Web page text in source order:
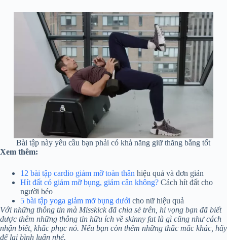
Bài tập này yêu cầu bạn phải có khả năng giữ thăng bằng tốt
Xem thêm:
12 bài tập cardio giảm mỡ toàn thân hiệu quả và đơn giản
Hít đất có giảm mỡ bụng, giảm cân không? Cách hít đất cho
người béo
5 bài tập yoga giảm mỡ bụng dưới cho nữ hiệu quả
Với những thông tin mà Misskick đã chia sẻ trên, hi vọng bạn đã biết
được thêm những thông tin hữu ích về skinny fat là gì cũng như cách
nhận biết, khắc phục nó. Nếu bạn còn thêm những thắc mắc khác, hãy
để lại bình luận nhé.